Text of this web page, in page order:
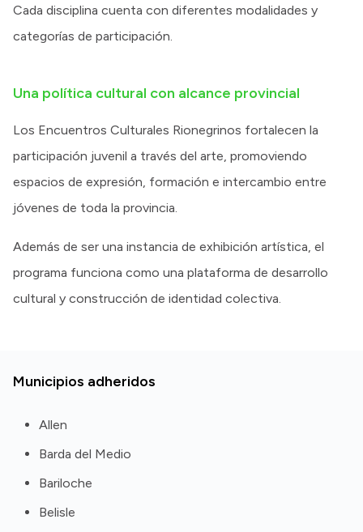
Cada disciplina cuenta con diferentes modalidades y
categorías de participación.
Una política cultural con alcance provincial
Los Encuentros Culturales Rionegrinos fortalecen la
participación juvenil a través del arte, promoviendo
espacios de expresión, formación e intercambio entre
jóvenes de toda la provincia.
Además de ser una instancia de exhibición artística, el
programa funciona como una plataforma de desarrollo
cultural y construcción de identidad colectiva.
Municipios adheridos
Allen
Barda del Medio
Bariloche
Belisle